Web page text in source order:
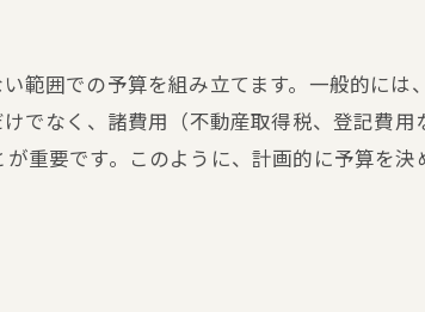
範囲での予算を組み立てます。一般的には
でなく、諸費用（不動産取得税、登記費用
重要です。このように、計画的に予算を決